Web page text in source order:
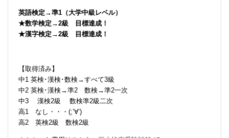
英語検定→準1（大学中級レベル）
★数学検定→2級 目標達成！
★漢字検定→2級 目標達成！
【取得済み】
中1 英検･漢検･数検→すべて3級
中2 英検･漢検→準2 数検→準2一次
中3 漢検2級 数検準2級二次
高1 なし・・・(;’∀’)
高2 英検2級 数検2級